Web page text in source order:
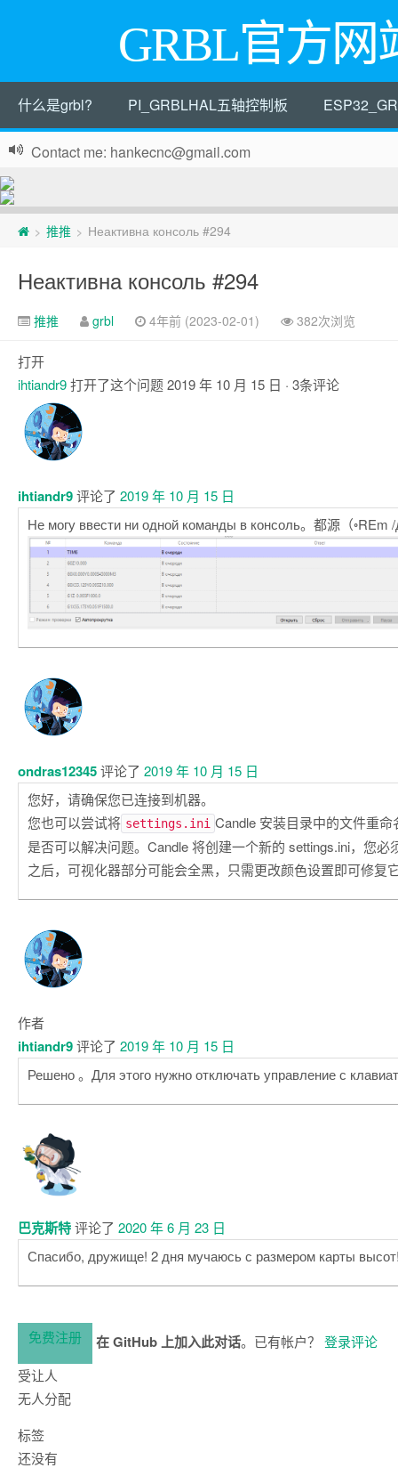
GRBL官方网
什么是grbl? PI_GRBLHAL五轴控制板
Contact me: hankecnc@gmail.com
> 推推 > Неактивна консоль #294
Неактивна консоль #294
推推 grbl 4年前 (2023-02-01) 382次浏览
打开
ihtiandr9打开了这个问题2019 年 10 月 15 日 · 3条评论
注
释
ihtiandr9评论了 2019 年 10 月 15 日
Не могу ввести ни одной команды в консоль。都源（◦REm
ondras12345评论了 2019 年 10 月 15 日
您好，请确保您已连接到机器。
您也可以尝试将 settings.ini Candle 安装目录中的文件重
是否可以解决问题。Candle 将创建一个新的 settings.ini，您必
之后，可视化器部分可能会全黑，只需更改颜色设置即可修复
作者
ihtiandr9评论了 2019 年 10 月 15 日
Решено 。Для этого нужно отключать управление с
巴克斯特评论了 2020 年 6 月 23 日
Спасибо, дружище! 2 дня мучаюсь с размером карты
免费注册 在 GitHub 上加入此对话。已有帐户？ 登录评论
受让人
无人分配
标签
还没有